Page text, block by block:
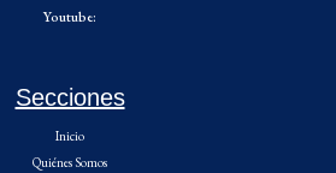
Youtube:
Secciones
Inicio
Quiénes Somos